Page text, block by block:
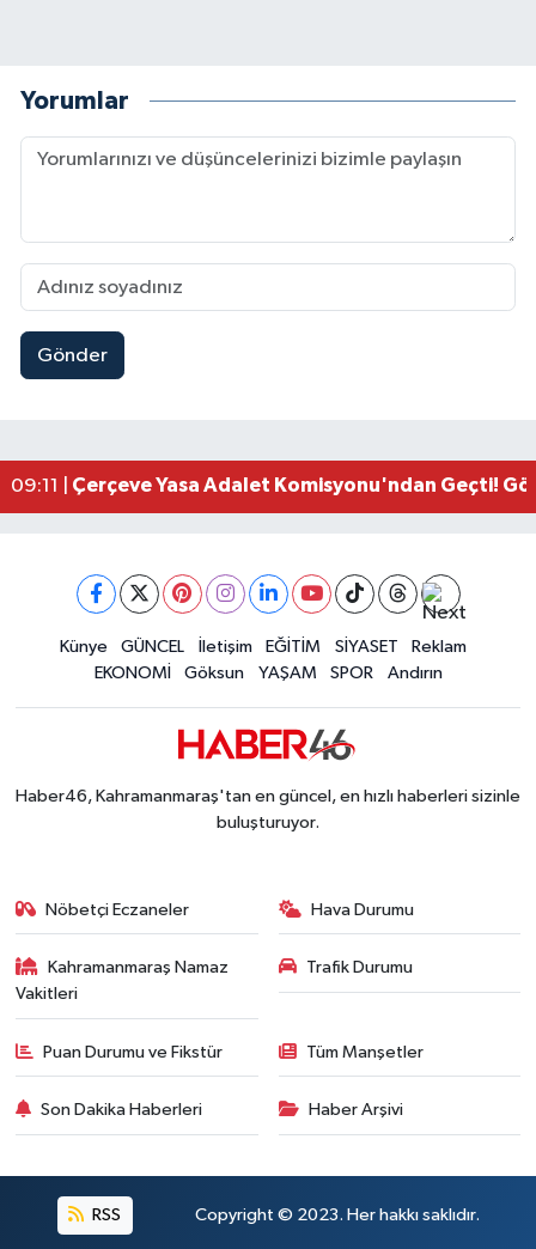
Yorumlar
Gönder
17:19 |Kahramanmaraşlı İşçi Adana'daki Tünel
09:11 | Çerçeve Yasa Adalet Komisyonu'ndan Geçti!
09:04 |Kahramanmaraş'taki Okul Saldırısı TBMM
Kahramanmaraş'ta Pusula Maraş Eğitim
Kahramanmaraş'ta Tarım İçin Su Seferberliği
20:02 |Kahramanmaraş'ta 5 Kilometrelik Yolda Sıcak
Künye GÜNCEL İletişim EĞİTİM SİYASET
Reklam
EKONOMİ
Göksun YAŞAM SPOR Andırın
Haber46, Kahramanmaraş'tan en güncel, en hızlı haberleri sizinle
buluşturuyor.
Nöbetçi Eczaneler Hava Durumu
Kahramanmaraş Namaz
Vakitleri
Trafik Durumu
Puan Durumu ve Fikstür Tüm Manşetler
Son Dakika Haberleri Haber Arşivi
RSS Copyright © 2023. Her hakkı saklıdır.